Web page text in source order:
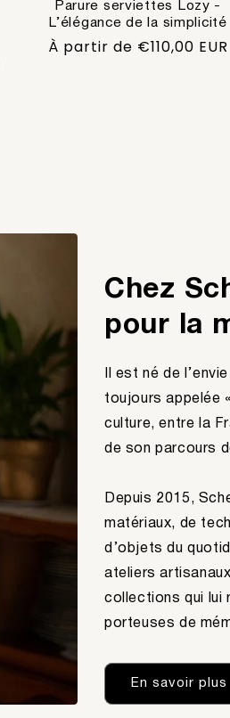
Parure serviettes Lozy -
L’élégance de la simplicité
Prix
À partir de €110,00 EUR
Chez
pour la
Il est né de
toujours appelée
culture, entre la
de son parcours
Depuis 2015,
matériaux, de
d’objets du
ateliers
collections qui lui
porteuses de
En savoir